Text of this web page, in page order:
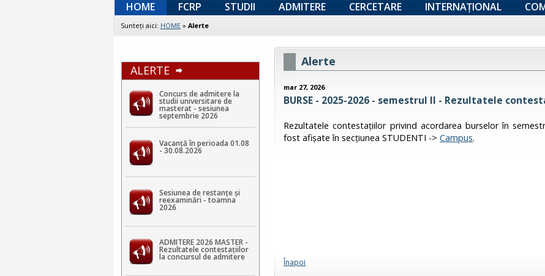
HOME FCRP STUDII ADMITERE CERCETARE INTERNAȚIONAL
Sunteţi aici: HOME» Alerte
ALERTE
Concurs de admitere la
studii universitare de
masterat - sesiunea
septembrie 2026
Vacanță în perioada 01.08
- 30.08.2026
Sesiunea de restanțe și
reexaminări - toamna
2026
ADMITERE 2026 MASTER -
Rezultatele contestaţiilor
la concursul de admitere
Alerte
mar 27, 2026
BURSE - 2025-2026 - semestrul II - Rezultatele
Rezultatele contestațiilor privind acordarea burselor în
fost afișate în secțiunea STUDENTI ->Campus.
Înapoi